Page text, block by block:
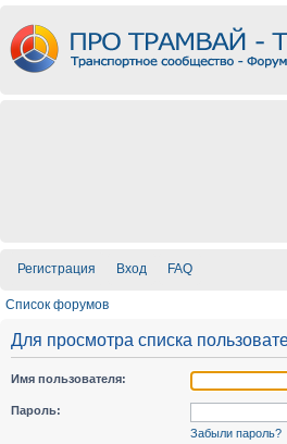
Регистрация Вход FAQ
Список форумов
Для просмотра списка
Имя пользователя:
Пароль:
Забыли пароль?